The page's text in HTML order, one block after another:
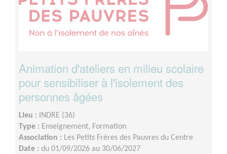
Animation d'ateliers en milieu scolaire
pour sensibiliser à l'isolement des
personnes âgées
Lieu : INDRE (36)
Type : Enseignement, Formation
Association : Les Petits Frères des Pauvres du Centre
Date : du 01/09/2026 au 30/06/2027